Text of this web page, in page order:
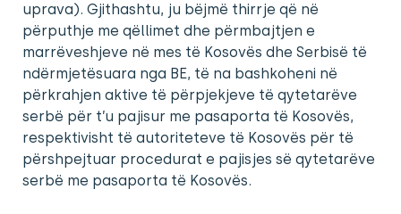
uprava). Gjithashtu, ju bëjmë thirrje që në
përputhje me qëllimet dhe përmbajtjen e
marrëveshjeve në mes të Kosovës dhe Serbisë të
ndërmjetësuara nga BE, të na bashkoheni në
përkrahjen aktive të përpjekjeve të qytetarëve
serbë për t’u pajisur me pasaporta të Kosovës,
respektivisht të autoriteteve të Kosovës për të
përshpejtuar procedurat e pajisjes së qytetarëve
serbë me pasaporta të Kosovës.